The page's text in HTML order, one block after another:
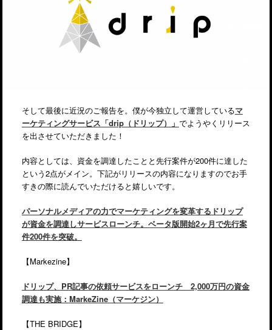
そして最後に近況のご報告を。僕が今独立して運営しているマ
ーケティングサービス「drip（ドリップ）」 でようやくリリース
を出させていただきました！
内容としては、資金を調達したことと先行案件が200件に達した
という2点がメイン。下記がリリースの内容になりますのでお手
すきの際に読んでいただけると嬉しいです。
パーソナルメディアの力でマーケティングを変革するドリップ
が資金を調達しサービスローンチ。ベータ版開始2ヶ月で先行案
件200件を突破。
【Markezine】
ドリップ、PR記事の依頼サービスをローンチ 2,000万円の資金
調達も実施：MarkeZine（マーケジン）
【THE BRIDGE】